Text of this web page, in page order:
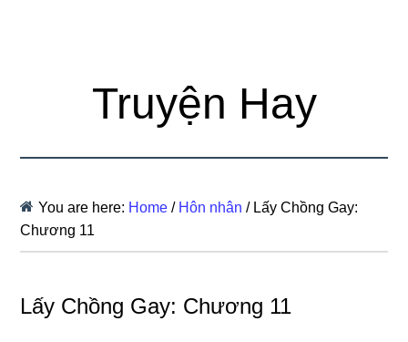
Truyện Hay
You are here: Home / Hôn nhân /Lấy Chồng Gay:
Chương 11
Lấy Chồng Gay: Chương 11